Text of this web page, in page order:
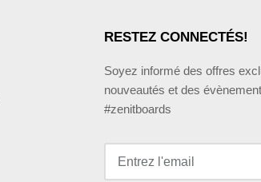
RESTEZ CONNECTÉS!
Soyez informé des offres
nouveautés et des
#zenitboards